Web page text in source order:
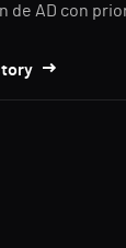
de AD con